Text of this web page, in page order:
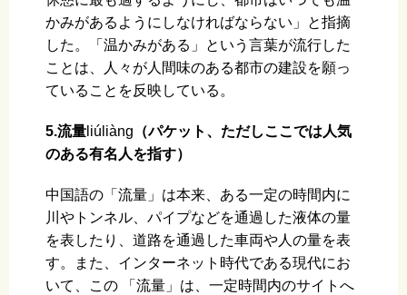
かみがあるようにしなければならない」と指摘
した。「温かみがある」という言葉が流行した
ことは、人々が人間味のある都市の建設を願っ
ていることを反映している。
5.流量 liúliànɡ （パケット、ただしここでは人気
のある有名人を指す）
中国語の「流量」は本来、ある一定の時間内に
川やトンネル、パイプなどを通過した液体の量
を表したり、道路を通過した車両や人の量を表
す。また、インターネット時代である現代にお
いて、この 「流量」は、一定時間内のサイトへ